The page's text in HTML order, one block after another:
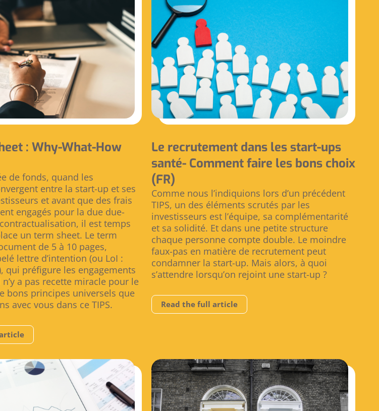
: Why-What-How
de fonds, quand les
entre la start-up et ses
et avant que des frais
engagés pour la due due-
il est temps
un term sheet. Le term
de 5 à 10 pages,
lettre d’intention (ou LoI :
qui préfigure les engagements
a pas recette miracle pour le
bons principes universels que
avec vous dans ce TIPS.
Le recrutement dans les start-ups
santé- Comment faire les bons choix
(FR)
Comme nous l’indiquions lors d’un précédent
TIPS, un des éléments scrutés par les
investisseurs est l’équipe, sa complémentarité
et sa solidité. Et dans une petite structure
chaque personne compte double. Le moindre
faux-pas en matière de recrutement peut
condamner la start-up. Mais alors, à quoi
s’attendre lorsqu’on rejoint une start-up ?
Read the full article